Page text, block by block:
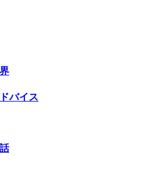
バイス